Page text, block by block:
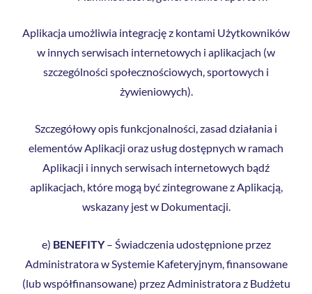
Aplikacja umożliwia integrację z kontami Użytkowników
w innych serwisach internetowych i aplikacjach (w
szczególności społecznościowych, sportowych i
żywieniowych).
Szczegółowy opis funkcjonalności, zasad działania i
elementów Aplikacji oraz usług dostępnych w ramach
Aplikacji i innych serwisach internetowych bądź
aplikacjach, które mogą być zintegrowane z Aplikacją,
wskazany jest w Dokumentacji.
e) BENEFITY– Świadczenia udostępnione przez
Administratora w Systemie Kafeteryjnym, finansowane
(lub współfinansowane) przez Administratora z Budżetu